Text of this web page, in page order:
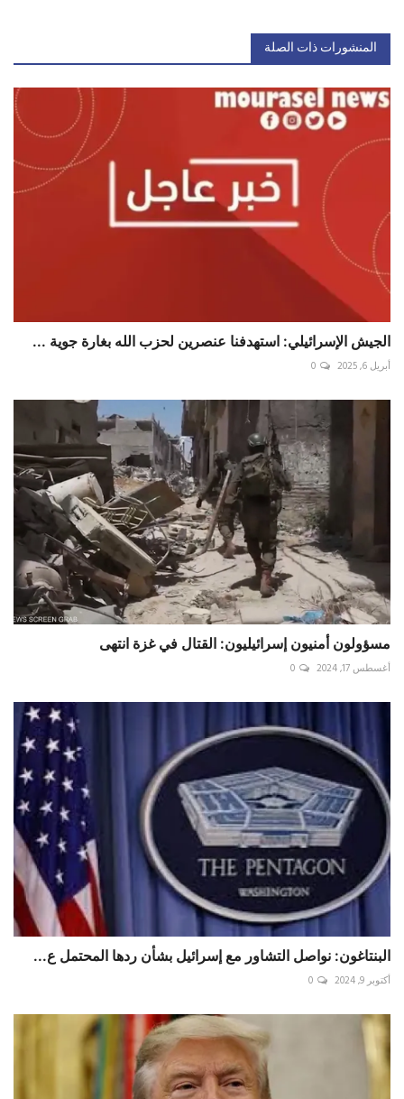
المنشورات ذات الصلة
الجيش الإسرائيلي: استهدفنا عنصرين لحزب الله بغارة جوية ...
أبريل 6, 2025 0
مسؤولون أمنيون إسرائيليون: القتال في غزة انتهى
أغسطس 17, 2024 0
البنتاغون: نواصل التشاور مع إسرائيل بشأن ردها المحتمل ع...
أكتوبر 9, 2024 0